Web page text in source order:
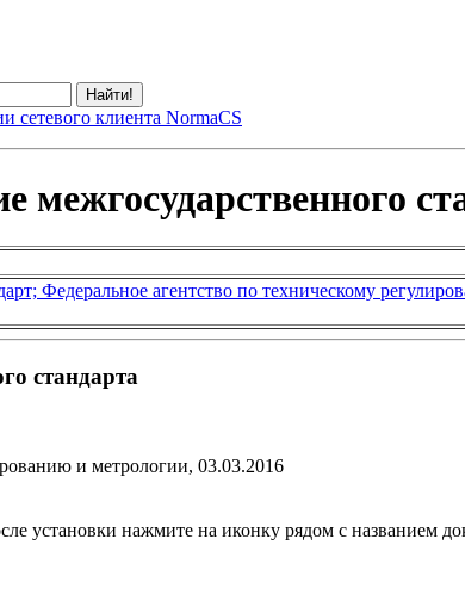
сетевого клиента NormaCS
межгосударственного
Федеральное агентство по техническому
стандарта
и метрологии, 03.03.2016
установки нажмите на иконку рядом с названием